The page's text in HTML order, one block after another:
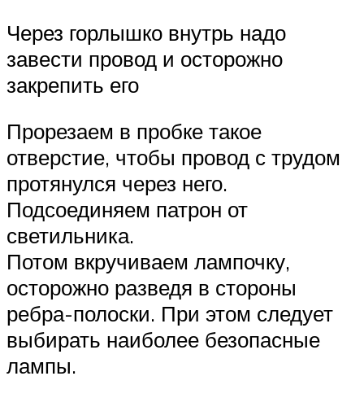
Через горлышко внутрь надо
завести провод и осторожно
закрепить его
Прорезаем в пробке такое
отверстие, чтобы провод с трудом
протянулся через него.
Подсоединяем патрон от
светильника.
Потом вкручиваем лампочку,
осторожно разведя в стороны
ребра-полоски. При этом следует
выбирать наиболее безопасные
лампы.